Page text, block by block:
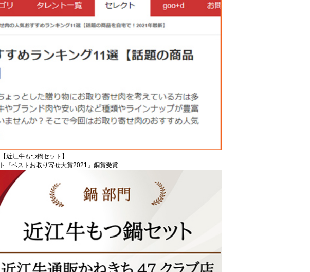
【近江牛もつ鍋セット】
『ベストお取り寄せ大賞2021』銅賞受賞